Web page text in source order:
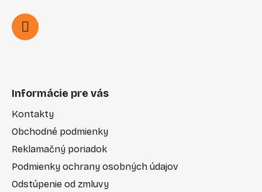
Informácie pre vás
Kontakty
Obchodné podmienky
Reklamačný poriadok
Podmienky ochrany osobných údajov
Odstúpenie od zmluvy